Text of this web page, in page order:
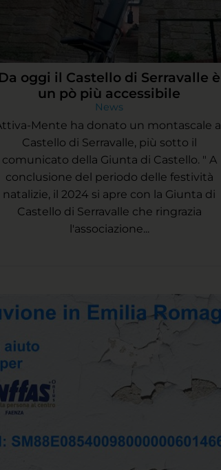
Da oggi il Castello di Serravalle è
un pò più accessibile
News
Mente ha donato un montascale al
Castello di Serravalle, più sotto il
comunicato della Giunta di Castello. " A
conclusione del periodo delle festività
natalizie, il 2024 si apre con la Giunta di
Castello di Serravalle che ringrazia
l'associazione...